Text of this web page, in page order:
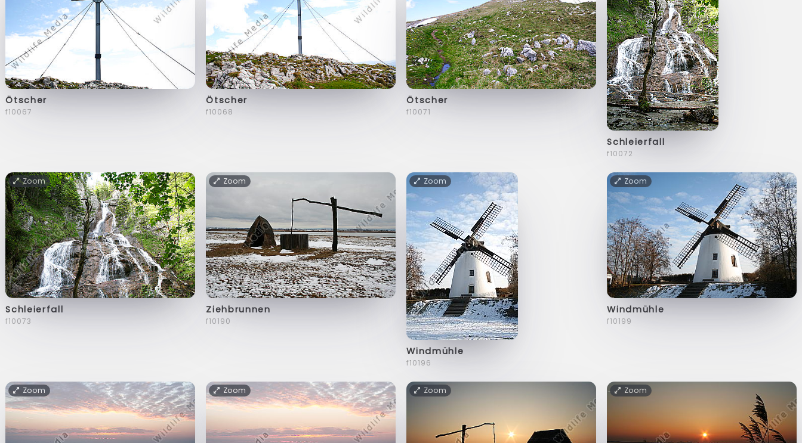
Ötscher
f10067
Ötscher
f10068
Ötscher
f10071
Schleierfall
f10072
Zoom
Schleierfall
f10073
Zoom
Ziehbrunnen
f10190
Zoom
Windmühle
f10196
Zoom
Windmühle
f10199
Zoom Zoom Zoom Zoom